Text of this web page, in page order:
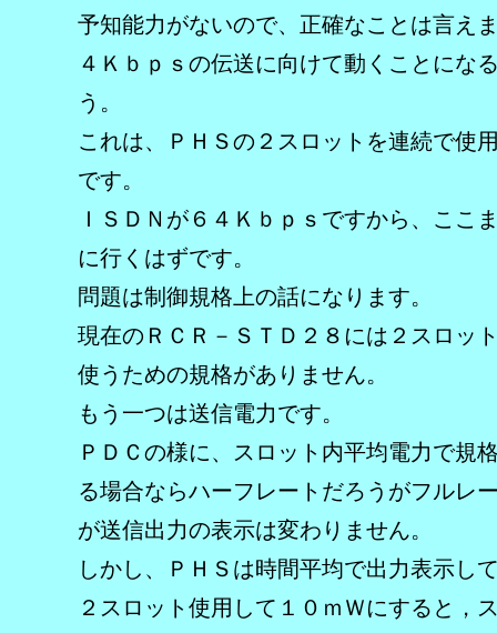
予知能力がないので、正確なことは言え
４Ｋｂｐｓの伝送に向けて動くことにな
う。
これは、ＰＨＳの２スロットを連続で使
です。
ＩＳＤＮが６４Ｋｂｐｓですから、ここ
に行くはずです。
問題は制御規格上の話になります。
現在のＲＣＲ－ＳＴＤ２８には２スロッ
使うための規格がありません。
もう一つは送信電力です。
ＰＤＣの様に、スロット内平均電力で規
る場合ならハーフレートだろうがフルレ
が送信出力の表示は変わりません。
しかし、ＰＨＳは時間平均で出力表示し
２スロット使用して１０ｍＷにすると，